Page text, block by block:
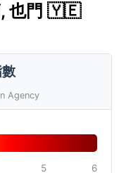
, 也門 🇾🇪
Agency
5 6